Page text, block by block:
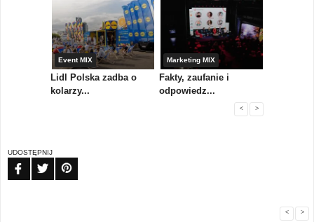
Event MIX
Lidl Polska zadba o
kolarzy...
Marketing MIX
Fakty, zaufanie i
odpowiedz...
< >
UDOSTĘPNIJ
< >